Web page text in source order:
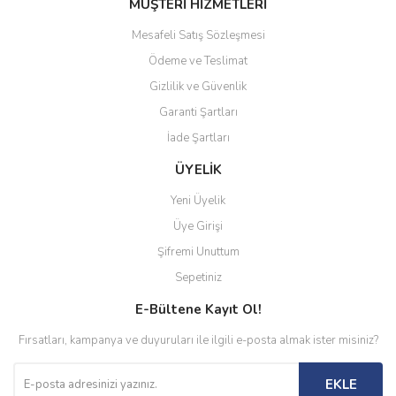
MÜŞTERİ HİZMETLERİ
Mesafeli Satış Sözleşmesi
Ödeme ve Teslimat
Gizlilik ve Güvenlik
Garanti Şartları
İade Şartları
ÜYELİK
Yeni Üyelik
Üye Girişi
Şifremi Unuttum
Sepetiniz
E-Bültene Kayıt Ol!
Fırsatları, kampanya ve duyuruları ile ilgili e-posta almak ister misiniz?
EKLE